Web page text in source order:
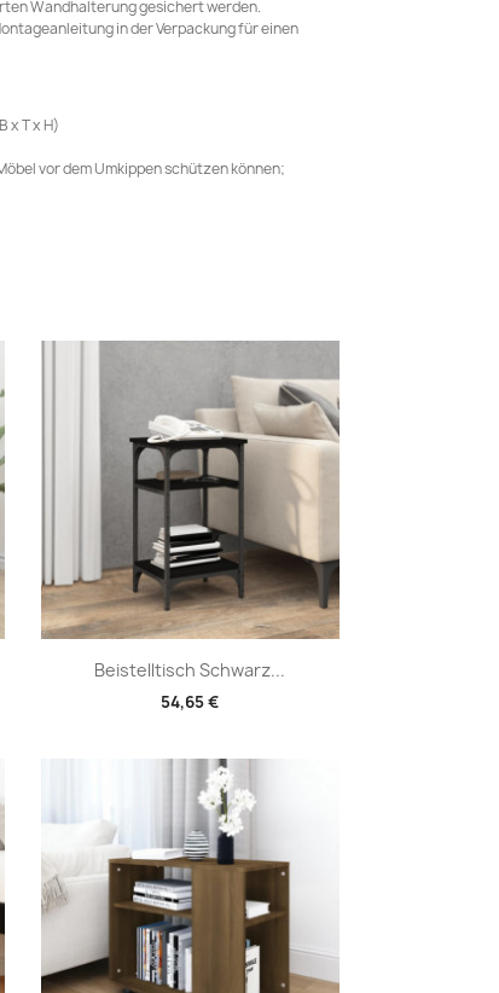
Wandhalterung gesichert werden.
in der Verpackung für einen
x T x H)
vor dem Umkippen schützen können;
Beistelltisch Schwarz...
54,65 €
Vorschau